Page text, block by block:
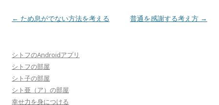
投
ビ
ー
シ
← ため息がでない方法を考える 普通を感謝する考え方 →
シトフのAndroidアプリ
シトフの部屋
シト子の部屋
シト亜（ア）の部屋
幸せ力を身につける